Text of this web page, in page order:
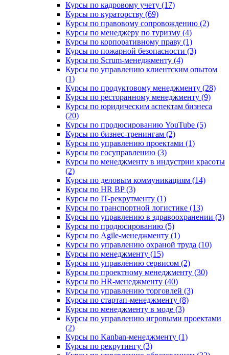
Курсы по кадровому учету (17)
Курсы по кураторству (69)
Курсы по правовому сопровождению (2)
Курсы по менеджеру по туризму (4)
Курсы по корпоративному праву (1)
Курсы по пожарной безопасности (3)
Курсы по Scrum-менеджменту (4)
Курсы по управлению клиентским опытом
(1)
Курсы по продуктовому менеджменту (28)
Курсы по ресторанному менеджменту (9)
Курсы по юридическим аспектам бизнеса
(20)
Курсы по продюсированию YouTube (5)
Курсы по бизнес-тренингам (2)
Курсы по управлению проектами (1)
Курсы по госуправлению (3)
Курсы по менеджменту в индустрии красоты
(2)
Курсы по деловым коммуникациям (14)
Курсы по HR BP (3)
Курсы по IT-рекрутменту (1)
Курсы по транспортной логистике (13)
Курсы по управлению в здравоохранении (3)
Курсы по продюсированию (5)
Курсы по Agile-менеджменту (1)
Курсы по управлению охраной труда (10)
Курсы по менеджменту (15)
Курсы по управлению сервисом (2)
Курсы по проектному менеджменту (30)
Курсы по HR-менеджменту (40)
Курсы по управлению торговлей (3)
Курсы по стартап-менеджменту (8)
Курсы по менеджменту в моде (3)
Курсы по управлению игровыми проектами
(2)
Курсы по Kanban-менеджменту (1)
Курсы по рекрутингу (3)